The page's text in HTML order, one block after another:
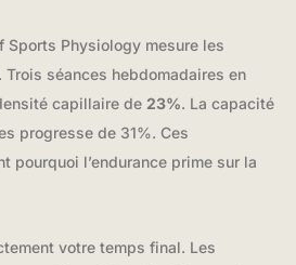
Sports Physiology mesure les
séances hebdomadaires en
capillaire de 23%. La capacité
progresse de 31%. Ces
pourquoi l’endurance prime sur la
votre temps final. Les